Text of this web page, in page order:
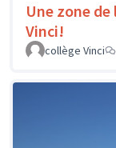
Une zone
Vinci!
collège Vinci